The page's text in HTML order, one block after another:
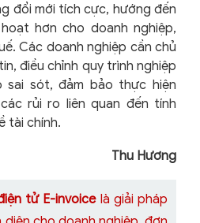
đổi mới tích cực, hướng đến
hơn cho doanh nghiệp,
Các doanh nghiệp cần chủ
điều chỉnh quy trình nghiệp
sót, đảm bảo thực hiện
rủi ro liên quan đến tính
tài chính.
Thu Hương
tử E-invoice là giải pháp